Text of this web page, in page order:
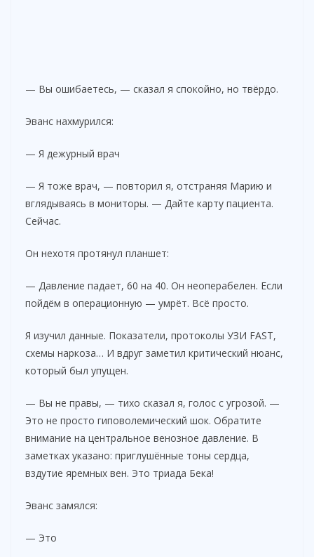
— Вы ошибаетесь, — сказал я спокойно, но твёрдо.
Эванс нахмурился:
— Я дежурный врач
— Я тоже врач, — повторил я, отстраняя Марию и
вглядываясь в мониторы. — Дайте карту пациента.
Сейчас.
Он нехотя протянул планшет:
— Давление падает, 60 на 40. Он неоперабелен. Если
пойдём в операционную — умрёт. Всё просто.
Я изучил данные. Показатели, протоколы УЗИ FAST,
схемы наркоза… И вдруг заметил критический нюанс,
который был упущен.
— Вы не правы, — тихо сказал я, голос с угрозой. —
Это не просто гиповолемический шок. Обратите
внимание на центральное венозное давление. В
заметках указано: приглушённые тоны сердца,
вздутие яремных вен. Это триада Бека!
Эванс замялся:
— Это